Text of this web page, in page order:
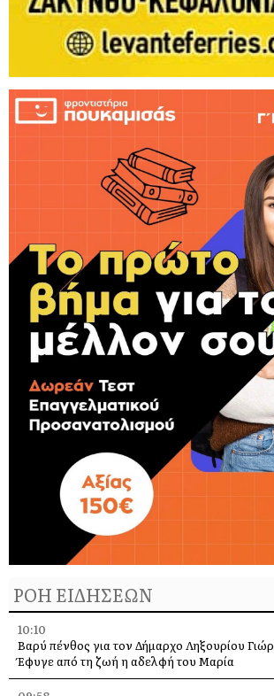
ΡΟΗ ΕΙΔΗΣΕΩΝ
10:10
Βαρύ πένθος για τον Δήμαρχο Ληξουρίου
Έφυγε από τη ζωή η αδελφή του Μαρία